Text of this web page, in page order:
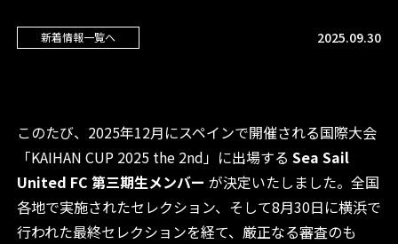
新着情報一覧へ 2025.09.30
このたび、2025年12月にスペインで開催される国際大会
「KAIHAN CUP 2025 the 2nd」に出場する Sea Sail
United FC 第三期生メンバー が決定いたしました。全国
各地で実施されたセレクション、そして8月30日に横浜で
行われた最終セレクションを経て、厳正なる審査のも